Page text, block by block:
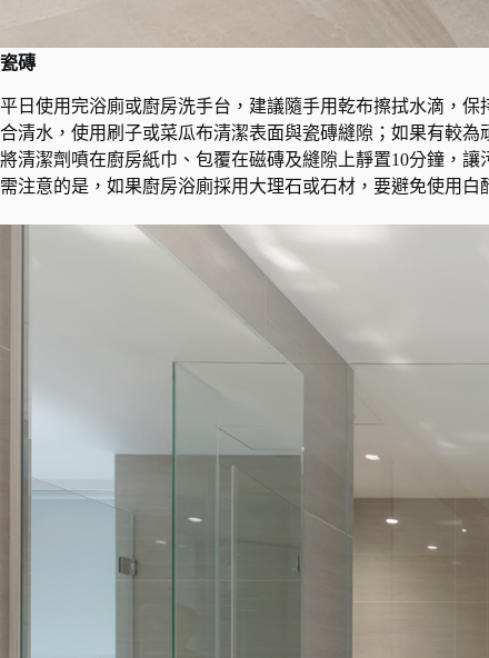
瓷磚
平日使用完浴廁或廚房洗手台，建議隨手用乾布擦拭水滴，
合清水，使用刷子或菜瓜布清潔表面與瓷磚縫隙；如果有較
將清潔劑噴在廚房紙巾、包覆在磁磚及縫隙上靜置10分鐘，
需注意的是，如果廚房浴廁採用大理石或石材，要避免使用白